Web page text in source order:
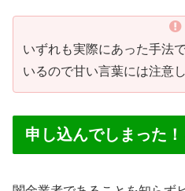
いずれも実際にあった手法
いるので甘い言葉には注意
申し込んでしまった